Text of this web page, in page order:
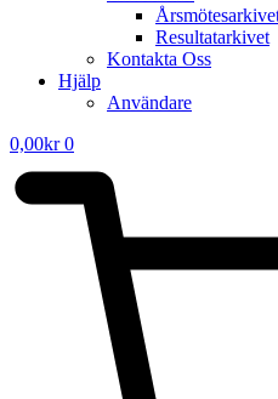
Resultatarkivet
Kontakta Oss
Hjälp
Användare
0,00kr 0